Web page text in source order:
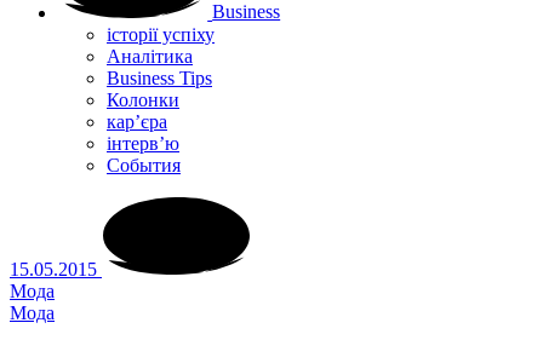
Business
історії успіху
Аналітика
Business Tips
Колонки
кар’єра
інтерв’ю
Cобытия
15.05.2015
Мода
Мода